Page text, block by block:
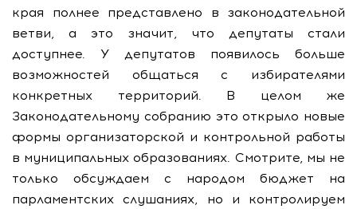
края полнее представлено в законодательной
ветви, а это значит, что депутаты стали
доступнее. У депутатов появилось больше
возможностей общаться с избирателями
конкретных территорий. В целом же
Законодательному собранию это открыло новые
формы организаторской и контрольной работы
в муниципальных образованиях. Смотрите, мы не
только обсуждаем с народом бюджет на
парламентских слушаниях, но и контролируем